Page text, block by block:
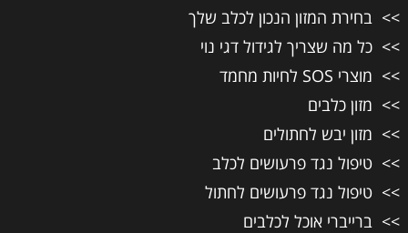
בחירת המזון הנכון לכלב שלך
כל מה שצריך לגידול דגי נוי
מוצרי SOS לחיות מחמד
מזון כלבים
מזון יבש לחתולים
טיפול נגד פרעושים לכלב
טיפול נגד פרעושים לחתול
ברייברי אוכל לכלבים